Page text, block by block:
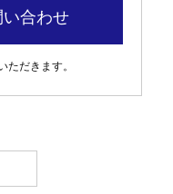
い合わせ
ただきます。